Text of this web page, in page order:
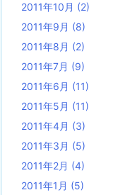
2011年10月 (2)
2011年9月 (8)
2011年8月 (2)
2011年7月 (9)
2011年6月 (11)
2011年5月 (11)
2011年4月 (3)
2011年3月 (5)
2011年2月 (4)
2011年1月 (5)